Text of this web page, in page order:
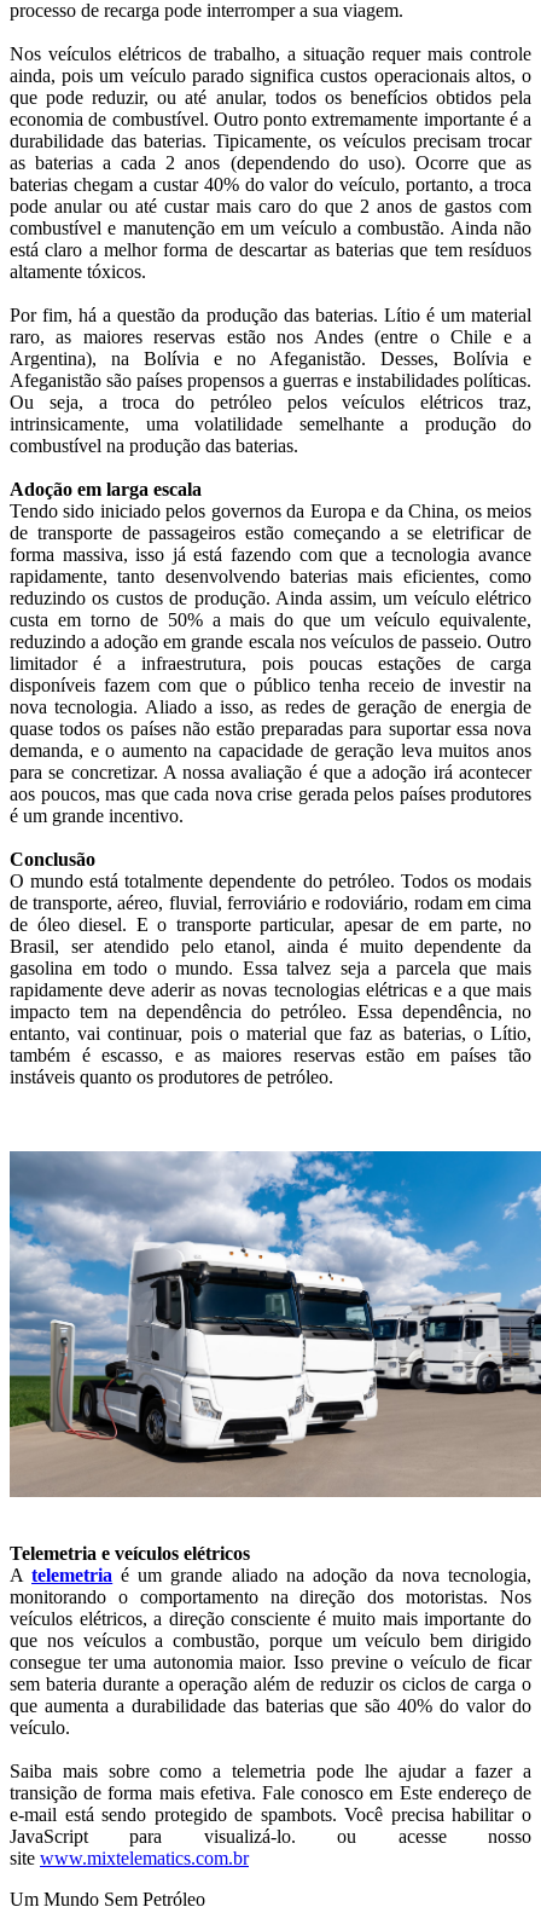
processo de recarga pode interromper a sua viagem.
Nos veículos elétricos de trabalho, a situação requer mais controle
ainda, pois um veículo parado significa custos operacionais altos, o
que pode reduzir, ou até anular, todos os benefícios obtidos pela
economia de combustível. Outro ponto extremamente importante é a
durabilidade das baterias. Tipicamente, os veículos precisam trocar
as baterias a cada 2 anos (dependendo do uso). Ocorre que as
baterias chegam a custar 40% do valor do veículo, portanto, a troca
pode anular ou até custar mais caro do que 2 anos de gastos com
combustível e manutenção em um veículo a combustão. Ainda não
está claro a melhor forma de descartar as baterias que tem resíduos
altamente tóxicos.
Por fim, há a questão da produção das baterias. Lítio é um material
raro, as maiores reservas estão nos Andes (entre o Chile e a
Argentina), na Bolívia e no Afeganistão. Desses, Bolívia e
Afeganistão são países propensos a guerras e instabilidades políticas.
Ou seja, a troca do petróleo pelos veículos elétricos traz,
intrinsicamente, uma volatilidade semelhante a produção do
combustível na produção das baterias.
Adoção em larga escala
Tendo sido iniciado pelos governos da Europa e da China, os meios
de transporte de passageiros estão começando a se eletrificar de
forma massiva, isso já está fazendo com que a tecnologia avance
rapidamente, tanto desenvolvendo baterias mais eficientes, como
reduzindo os custos de produção. Ainda assim, um veículo elétrico
custa em torno de 50% a mais do que um veículo equivalente,
reduzindo a adoção em grande escala nos veículos de passeio. Outro
limitador é a infraestrutura, pois poucas estações de carga
disponíveis fazem com que o público tenha receio de investir na
nova tecnologia. Aliado a isso, as redes de geração de energia de
quase todos os países não estão preparadas para suportar essa nova
demanda, e o aumento na capacidade de geração leva muitos anos
para se concretizar. A nossa avaliação é que a adoção irá acontecer
aos poucos, mas que cada nova crise gerada pelos países produtores
é um grande incentivo.
Conclusão
O mundo está totalmente dependente do petróleo. Todos os modais
de transporte, aéreo, fluvial, ferroviário e rodoviário, rodam em cima
de óleo diesel. E o transporte particular, apesar de em parte, no
Brasil, ser atendido pelo etanol, ainda é muito dependente da
gasolina em todo o mundo. Essa talvez seja a parcela que mais
rapidamente deve aderir as novas tecnologias elétricas e a que mais
impacto tem na dependência do petróleo. Essa dependência, no
entanto, vai continuar, pois o material que faz as baterias, o Lítio,
também é escasso, e as maiores reservas estão em países tão
instáveis quanto os produtores de petróleo.
Telemetria e veículos elétricos
Atelemetria é um grande aliado na adoção da nova tecnologia,
monitorando o comportamento na direção dos motoristas. Nos
veículos elétricos, a direção consciente é muito mais importante do
que nos veículos a combustão, porque um veículo bem dirigido
consegue ter uma autonomia maior. Isso previne o veículo de ficar
sem bateria durante a operação além de reduzir os ciclos de carga o
que aumenta a durabilidade das baterias que são 40% do valor do
veículo.
Saiba mais sobre como a telemetria pode lhe ajudar a fazer a
transição de forma mais efetiva. Fale conosco em Este endereço de
e-mail está sendo protegido de spambots. Você precisa habilitar o
JavaScript para visualizá-lo. ou acesse nosso
site www.mixtelematics.com.br
Um Mundo Sem Petróleo